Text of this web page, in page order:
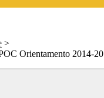
>
Orientamento 2014-20